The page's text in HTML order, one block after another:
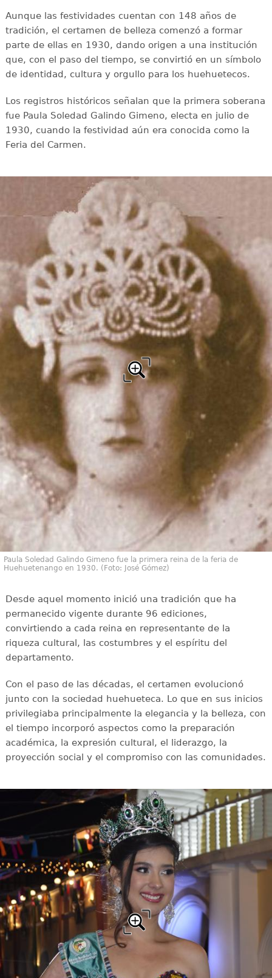
Aunque las festividades cuentan con 148 años de
tradición, el certamen de belleza comenzó a formar
parte de ellas en 1930, dando origen a una institución
que, con el paso del tiempo, se convirtió en un símbolo
de identidad, cultura y orgullo para los huehuetecos.
Los registros históricos señalan que la primera soberana
fue Paula Soledad Galindo Gimeno, electa en julio de
1930, cuando la festividad aún era conocida como la
Feria del Carmen.
Paula Soledad Galindo Gimeno fue la primera reina de la feria de
Huehuetenango en 1930. (Foto: José Gómez)
Desde aquel momento inició una tradición que ha
permanecido vigente durante 96 ediciones,
convirtiendo a cada reina en representante de la
riqueza cultural, las costumbres y el espíritu del
departamento.
Con el paso de las décadas, el certamen evolucionó
junto con la sociedad huehueteca. Lo que en sus inicios
privilegiaba principalmente la elegancia y la belleza, con
el tiempo incorporó aspectos como la preparación
académica, la expresión cultural, el liderazgo, la
proyección social y el compromiso con las comunidades.